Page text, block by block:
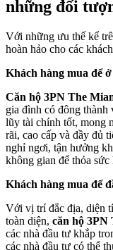
những đối
Với những ưu thế kể
hoàn hảo cho các
Khách hàng mua để ở
Căn hộ 3PN The
gia đình có đông thành
lũy tài chính tốt, mong
rãi, cao cấp và đầy đủ
nghỉ ngơi, tận hưởng
không gian để thỏa
Khách hàng mua để
Với vị trí đắc địa, diện
toàn diện, căn hộ 3PN
các nhà đầu tư khắp
các nhà đầu tư có thể